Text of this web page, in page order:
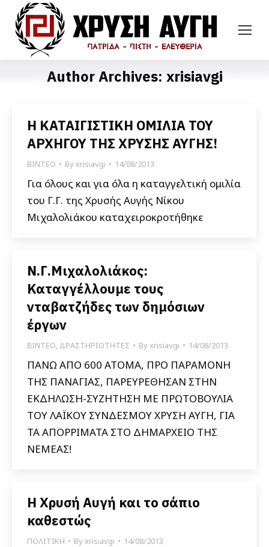
Author Archives: xrisiavgi
Η ΚΑΤΑΙΓΙΣΤΙΚΗ ΟΜΙΛΙΑ ΤΟΥ
ΑΡΧΗΓΟΥ ΤΗΣ ΧΡΥΣΗΣ ΑΥΓΗΣ!
ΒΙΝΤΕΟ Byxrisiavgi 14/08/2013
Για όλους και για όλα η καταγγελτική ομιλία
του Γ.Γ. της Χρυσής Αυγής Νίκου
Μιχαλολιάκου καταχειροκροτήθηκε
Ν.Γ.Μιχαλολιάκος:
Καταγγέλλουμε τους
νταβατζήδες των δημόσιων
έργων
ΒΙΝΤΕΟ, ΔΡΑΣΤΗΡΙΟΤΗΤΕΣ Byxrisiavgi 14/08/2013
ΠΑΝΩ ΑΠΟ 600 ΑΤΟΜΑ, ΠΡΟ ΠΑΡΑΜΟΝΗ
ΤΗΣ ΠΑΝΑΓΙΑΣ, ΠΑΡΕΥΡΕΘΗΣΑΝ ΣΤΗΝ
ΕΚΔΗΛΩΣΗ-ΣΥΖΗΤΗΣΗ ΜΕ ΠΡΩΤΟΒΟΥΛΙΑ
ΤΟΥ ΛΑΪΚΟΥ ΣΥΝΔΕΣΜΟΥ ΧΡΥΣΗ ΑΥΓΗ, ΓΙΑ
ΤΑ ΑΠΟΡΡΙΜΑΤΑ ΣΤΟ ΔΗΜΑΡΧΕΙΟ ΤΗΣ
ΝΕΜΕΑΣ!
Η Χρυσή Αυγή και το σάπιο
καθεστώς
ΠΟΛΙΤΙΚΗ Byxrisiavgi 14/08/2013